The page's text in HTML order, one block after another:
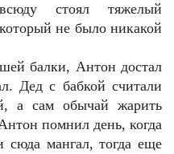
стоял тяжелый
не было никакой
балки, Антон достал
Дед с бабкой считали
а сам обычай жарить
помнил день, когда
сюда мангал, тогда еще